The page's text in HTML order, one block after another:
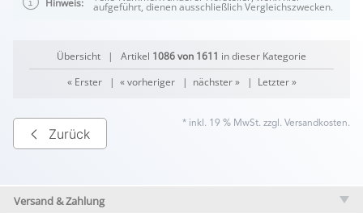
aufgeführt, dienen ausschließlich Vergleichszwecken.
Übersicht | Artikel 1086 von 1611 in dieser Kategorie
« Erster| « vorheriger| nächster »| Letzter »
Zurück
* inkl. 19 % MwSt. zzgl. Versandkosten.
Versand & Zahlung